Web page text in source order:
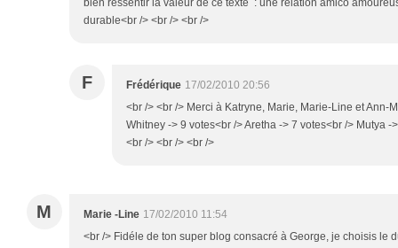
bien ressentir la valeur de ce texte : une relation amico
durable<br /> <br /> <br />
F Frédérique 17/02/2010 20:56
<br /> <br /> Merci à Katryne, Marie, Marie-Line et Ann-
Whitney -> 9 votes<br /> Aretha -> 7 votes<br /> Mutya -
<br /> <br /> <br />
M Marie -Line 17/02/2010 11:54
<br /> Fidéle de ton super blog consacré à George, je choisis le